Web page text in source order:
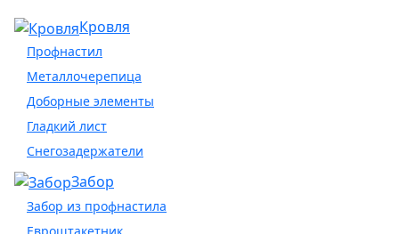
Кровля
Профнастил
Металлочерепица
Доборные элементы
Гладкий лист
Снегозадержатели
Забор
Забор из профнастила